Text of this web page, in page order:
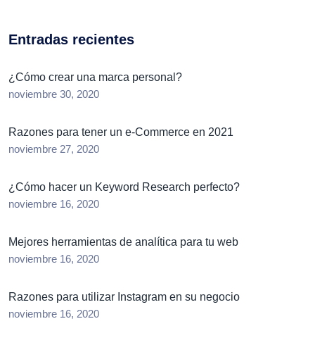
Entradas recientes
¿Cómo crear una marca personal?
noviembre 30, 2020
Razones para tener un e-Commerce en 2021
noviembre 27, 2020
¿Cómo hacer un Keyword Research perfecto?
noviembre 16, 2020
Mejores herramientas de analítica para tu web
noviembre 16, 2020
Razones para utilizar Instagram en su negocio
noviembre 16, 2020